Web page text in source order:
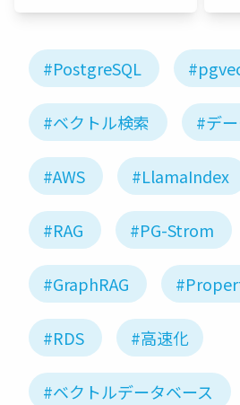
#PostgreSQL
#ベクトル検索 #デ
#AWS #LlamaIndex
#RAG #PG-Strom
#GraphRAG
#RDS #高速化
#ベクトルデータベース